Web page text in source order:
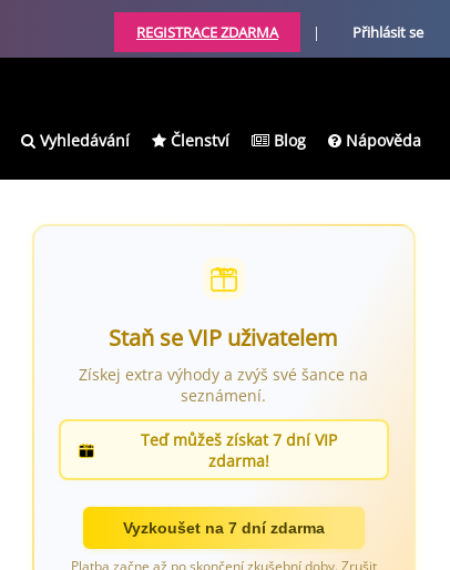
REGISTRACE ZDARMA | Přihlásit se
Vyhledávání Členství Blog Nápověda
Staň se VIP uživatelem
Získej extra výhody a zvýš své šance na
seznámení.
Teď můžeš získat 7 dní VIP
zdarma!
Vyzkoušet na 7 dní zdarma
Platba začne až po skončení zkušební doby. Zrušit